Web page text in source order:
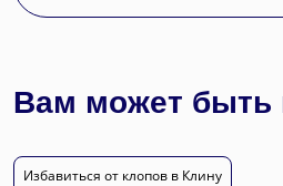
Вам может быть
Избавиться от клопов в Клину